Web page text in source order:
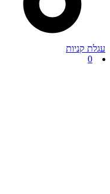
עגלת קניות
0